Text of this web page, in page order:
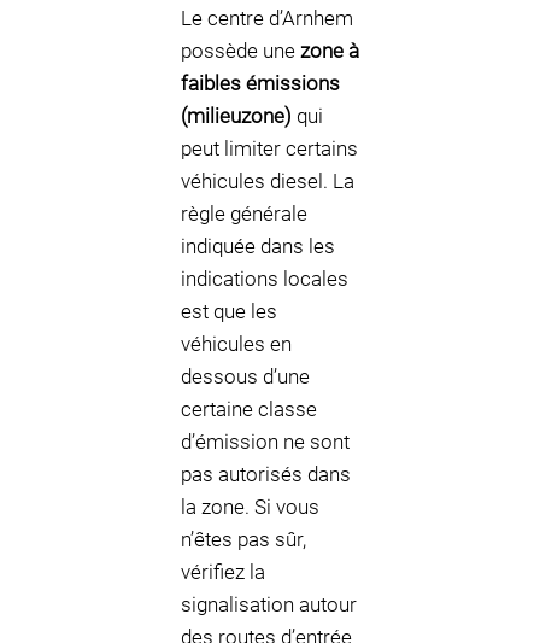
Le centre d’Arnhem
possède une zone à
faibles émissions
(milieuzone) qui
peut limiter certains
véhicules diesel. La
règle générale
indiquée dans les
indications locales
est que les
véhicules en
dessous d’une
certaine classe
d’émission ne sont
pas autorisés dans
la zone. Si vous
n’êtes pas sûr,
vérifiez la
signalisation autour
des routes d’entrée